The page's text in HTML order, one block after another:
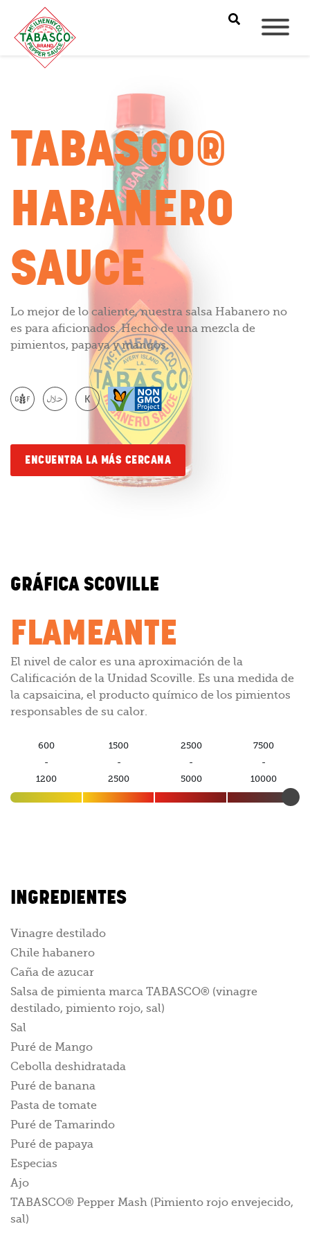
TABASCO®
HABANERO
SAUCE
Lo mejor de lo caliente, nuestra salsa Habanero no
es para aficionados. Hecho de una mezcla de
pimientos, papaya y mangos.
ENCUENTRA LA MÁS CERCANA
GRÁFICA SCOVILLE
FLAMEANTE
El nivel de calor es una aproximación de la
Calificación de la Unidad Scoville. Es una medida de
la capsaicina, el producto químico de los pimientos
responsables de su calor.
600
-
1200
1500
-
2500
2500
-
5000
7500
-
10000
INGREDIENTES
Vinagre destilado
Chile habanero
Caña de azucar
Salsa de pimienta marca TABASCO® (vinagre
destilado, pimiento rojo, sal)
Sal
Puré de Mango
Cebolla deshidratada
Puré de banana
Pasta de tomate
Puré de Tamarindo
Puré de papaya
Especias
Ajo
TABASCO® Pepper Mash (Pimiento rojo envejecido,
sal)